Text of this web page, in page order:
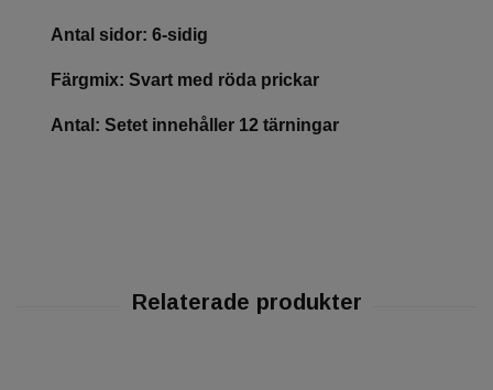
Antal sidor: 6-sidig
Färgmix: Svart med röda prickar
Antal: Setet innehåller 12 tärningar